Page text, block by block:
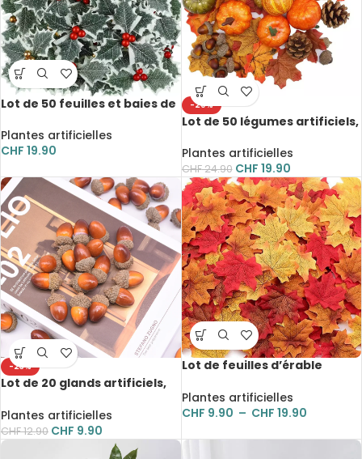
Lot de 50 feuilles et baies de
décoration
Plantes artificielles
CHF 19.90
-20%
Lot de 50 légumes artificiels,
décoration
Plantes artificielles
CHF24.90 CHF 19.90
-23%
Lot de 20 glands artificiels,
décoration
Plantes artificielles
CHF12.90 CHF 9.90
Lot de feuilles d’érable
200 pièces, pour décoration
Plantes artificielles
CHF 9.90 – CHF 19.90